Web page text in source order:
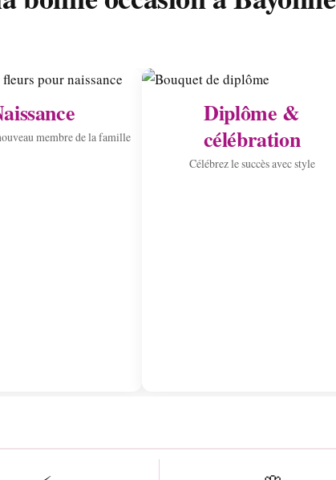
membre de la famille
Diplôme &
célébration
Célébrez le succès avec style